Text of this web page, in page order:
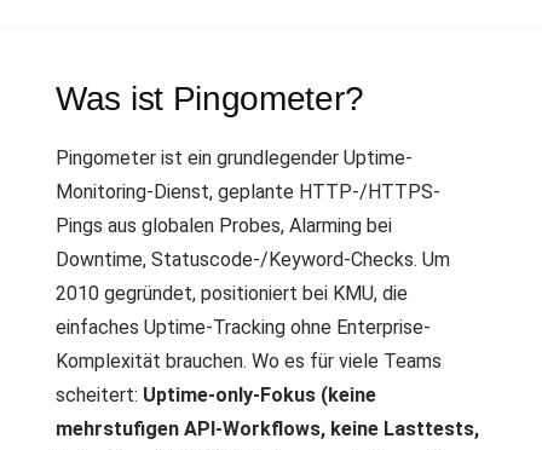
Was ist Pingometer?
Pingometer ist ein grundlegender Uptime-
Monitoring-Dienst, geplante HTTP-/HTTPS-
Pings aus globalen Probes, Alarming bei
Downtime, Statuscode-/Keyword-Checks. Um
2010 gegründet, positioniert bei KMU, die
einfaches Uptime-Tracking ohne Enterprise-
Komplexität brauchen. Wo es für viele Teams
scheitert: Uptime-only-Fokus (keine
mehrstufigen API-Workflows, keine Lasttests,